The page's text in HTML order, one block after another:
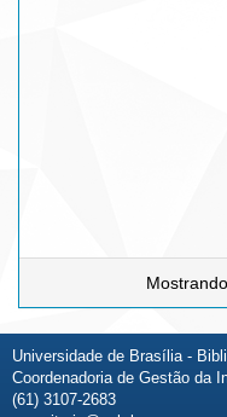
Universidade de Brasília -
Coordenadoria de Gestão da
(61) 3107-2683